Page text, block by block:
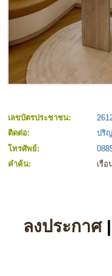
เลขบัตรประชาชน:
ติดต่อ:
ปริ
โทรศัพย์:
คำค้น:
เรื
ลงประกาศ|